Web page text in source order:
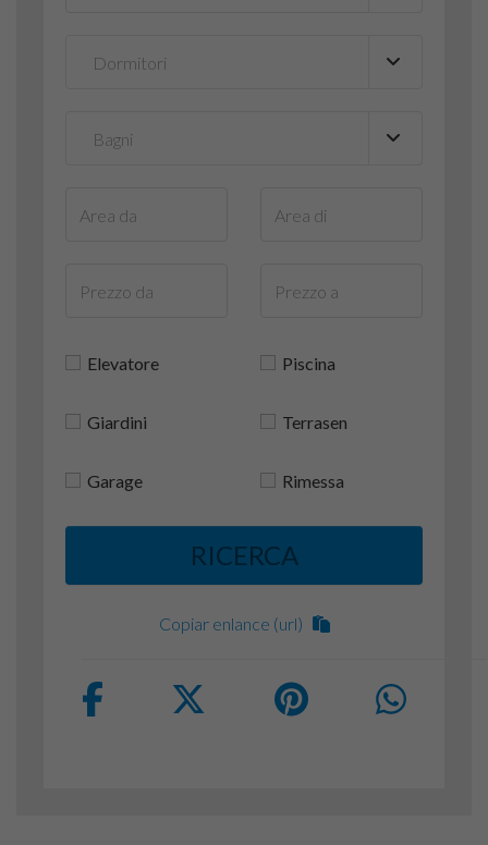
Elevatore Piscina
Giardini Terrasen
Garage Rimessa
RICERCA
Copiar enlance (url)